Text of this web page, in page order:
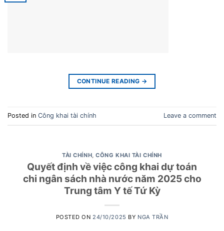
CONTINUE READING →
Posted in Công khai tài chính Leave a comment
TÀI CHÍNH ,CÔNG KHAI TÀI CHÍNH
Quyết định về việc công khai dự toán
chi ngân sách nhà nước năm 2025 cho
Trung tâm Y tế Tứ Kỳ
POSTED ON24/10/2025 BY NGA TRẦN